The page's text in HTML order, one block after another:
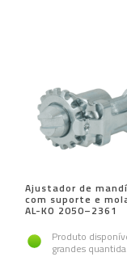
Ajustador de
com suporte e
AL-KO 2050–2361
Produto
grandes